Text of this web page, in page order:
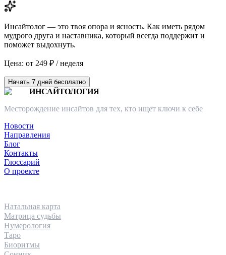
Инсайтолог — это твоя опора и ясность. Как иметь рядом
мудрого друга и наставника, который всегда поддержит и
поможет выдохнуть.
Цена: от 249 ₽ / неделя
Начать 7 дней бесплатно
ИНСАЙТОЛОГИЯ
Месторождение инсайтов для тех, кто ищет ключи к себе
Новости
Направления
Блог
Контакты
Глоссарий
О проекте
Натальная карта
Матрица судьбы
Нумерология
Таро
Биоритмы